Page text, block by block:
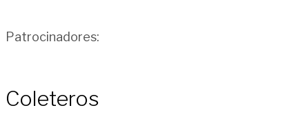
Patrocinadores:
Coleteros